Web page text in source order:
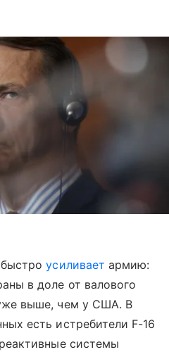
быстроусиливает армию:
в доле от валового
выше, чем у США. В
есть истребители F-16
системы